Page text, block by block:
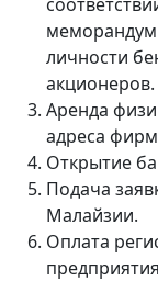
меморандум
личности
акционеров.
Аренда
адреса
Открытие
Подача
Малайзии.
Оплата